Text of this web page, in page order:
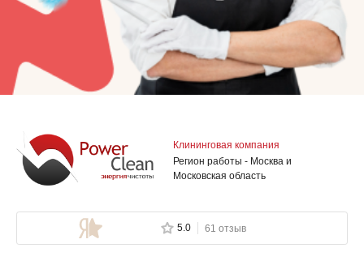
Клининговая компания
Регион работы - Москва и
Московская область
5.0 61 отзыв